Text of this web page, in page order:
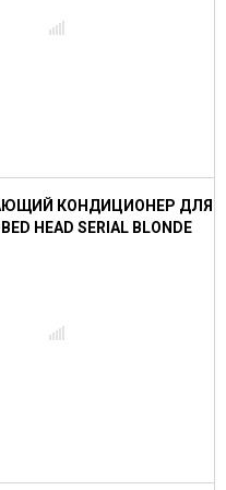
КОНДИЦИОНЕР ДЛЯ
HEAD SERIAL BLONDE